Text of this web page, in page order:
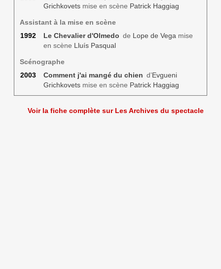
Grichkovetsmise en scène Patrick Haggiag
Assistant à la mise en scène
1992
Le Chevalier d'Olmedo de Lope de Vega mise
en scène Lluís Pasqual
Scénographe
2003
Comment j'ai mangé du chien d’Evgueni
Grichkovetsmise en scène Patrick Haggiag
Voir la fiche complète sur Les Archives du spectacle